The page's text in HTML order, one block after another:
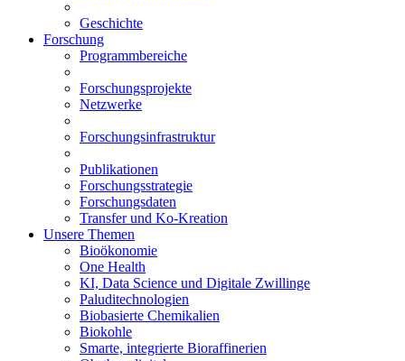
Geschichte
Forschung
Programmbereiche
Forschungsprojekte
Netzwerke
Forschungsinfrastruktur
Publikationen
Forschungsstrategie
Forschungsdaten
Transfer und Ko-Kreation
Unsere Themen
Bioökonomie
One Health
KI, Data Science und Digitale Zwillinge
Paluditechnologien
Biobasierte Chemikalien
Biokohle
Smarte, integrierte Bioraffinerien